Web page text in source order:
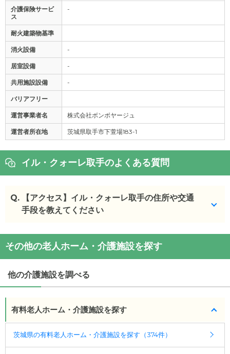
介護保険サービ
ス
-
耐火建築物基準
消火設備 -
居室設備 -
共用施設設備 -
バリアフリー
運営事業者名 株式会社ボンボヤージュ
運営者所在地 茨城県取手市下萱場183-1
イル・クォーレ取手のよくある質問
Q.
【アクセス】イル・クォーレ取手の住所や交通
手段を教えてください
イル・クォーレ取手の交通アクセス
・住所：茨城県取手市小浮気187-1
・最寄り駅：
その他の老人ホーム・介護施設を探す
他の介護施設を調べる
有料老人ホーム・介護施設を探す
茨城県の有料老人ホーム・介護施設を探す（374件）